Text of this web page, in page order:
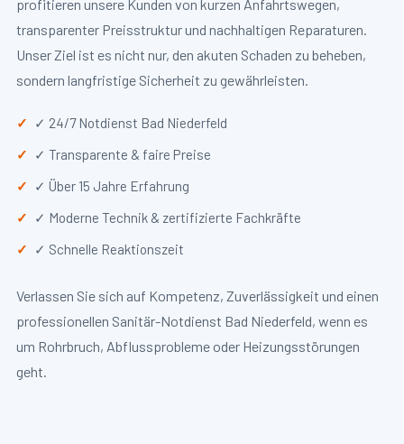
profitieren unsere Kunden von kurzen Anfahrtswegen,
transparenter Preisstruktur und nachhaltigen Reparaturen.
Unser Ziel ist es nicht nur, den akuten Schaden zu beheben,
sondern langfristige Sicherheit zu gewährleisten.
✓ 24/7 Notdienst Bad Niederfeld
✓ Transparente & faire Preise
✓ Über 15 Jahre Erfahrung
✓ Moderne Technik & zertifizierte Fachkräfte
✓ Schnelle Reaktionszeit
Verlassen Sie sich auf Kompetenz, Zuverlässigkeit und einen
professionellen Sanitär-Notdienst Bad Niederfeld, wenn es
um Rohrbruch, Abflussprobleme oder Heizungsstörungen
geht.